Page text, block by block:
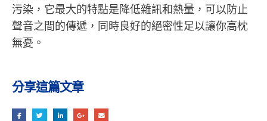
污染，它最大的特點是降低雜訊和熱量，可以防止
聲音之間的傳遞，同時良好的絕密性足以讓你高枕
無憂。
分享這篇文章